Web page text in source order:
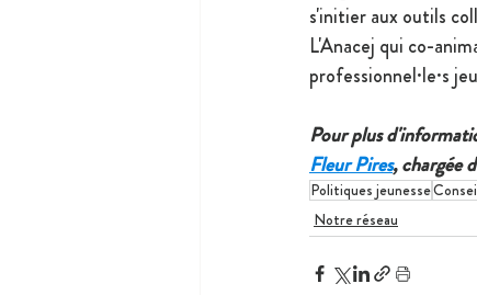
s'initier aux outils
L'Anacej qui co-
professionnel·le·s
Pour plus
Fleur Pires, chargée
Politiques jeunesse
Notre réseau